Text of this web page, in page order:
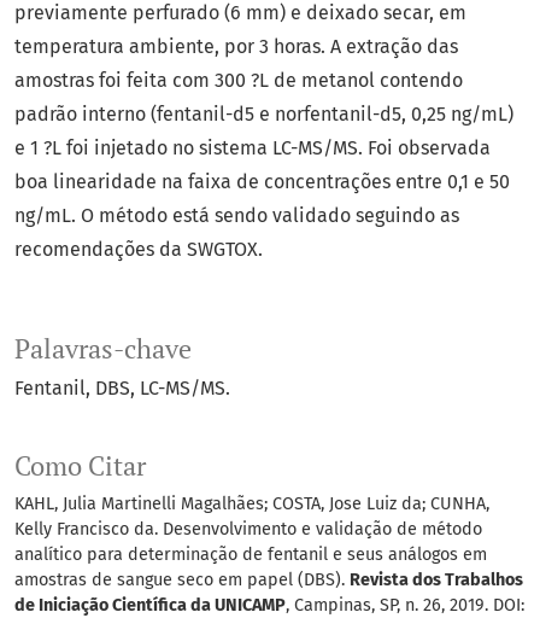
Palavras-chave
Fentanil DBS LC-MS/MS.
Como Citar
KAHL, Julia Martinelli Magalhães; COSTA, Jose Luiz da; CUNHA,
Kelly Francisco da. Desenvolvimento e validação de método
analítico para determinação de fentanil e seus análogos em
amostras de sangue seco em papel (DBS). Revista dos Trabalhos
de Iniciação Científica da UNICAMP, Campinas, SP, n. 26, 2019. DOI:
previamente perfurado (6 mm) e deixado secar, em
temperatura ambiente, por 3 horas. A extração das
amostras foi feita com 300 ?L de metanol contendo
padrão interno (fentanil-d5 e norfentanil-d5, 0,25 ng/mL)
e 1 ?L foi injetado no sistema LC-MS/MS. Foi observada
boa linearidade na faixa de concentrações entre 0,1 e 50
ng/mL. O método está sendo validado seguindo as
recomendações da SWGTOX.